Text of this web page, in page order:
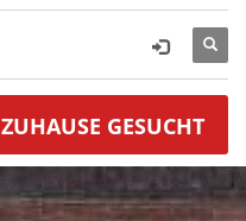
ZUHAUSE GESUCHT